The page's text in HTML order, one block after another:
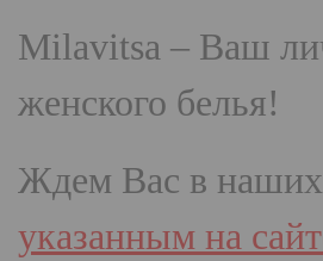
Milavitsa – Ваш
женского белья!
Ждем Вас в
указанным на